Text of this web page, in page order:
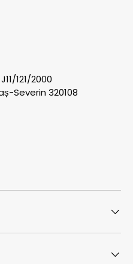
121/2000
Severin 320108